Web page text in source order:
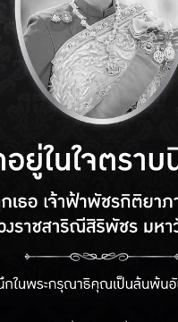
DID
“ทำคว
Zero“
เอก
2/